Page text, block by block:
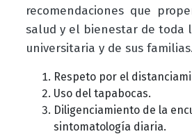
recomendaciones que
salud y el bienestar de toda
universitaria y de sus familias.
Respeto por el
Uso del tapabocas.
Diligenciamiento de la
sintomatología diaria.